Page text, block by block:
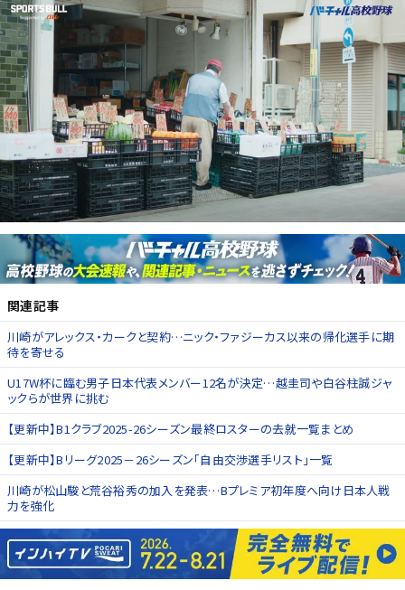
関連記事
川崎がアレックス・カークと契約…ニック・ファジーカス以来の帰化選手に期
待を寄せる
U17W杯に臨む男子日本代表メンバー12名が決定…越圭司や白谷柱誠ジャ
ックらが世界に挑む
【更新中】B1クラブ2025-26シーズン最終ロスターの去就一覧まとめ
【更新中】Bリーグ2025－26シーズン「自由交渉選手リスト」一覧
川崎が松山駿と荒谷裕秀の加入を発表…Bプレミア初年度へ向け日本人戦
力を強化